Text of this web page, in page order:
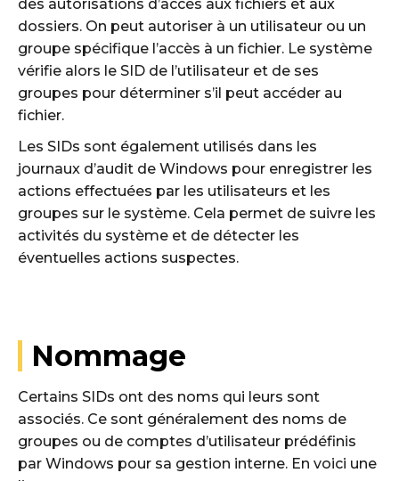
des autorisations d’accès aux fichiers et aux
dossiers. On peut autoriser à un utilisateur ou un
groupe spécifique l’accès à un fichier. Le système
vérifie alors le SID de l’utilisateur et de ses
groupes pour déterminer s’il peut accéder au
fichier.
Les SIDs sont également utilisés dans les
journaux d’audit de Windows pour enregistrer les
actions effectuées par les utilisateurs et les
groupes sur le système. Cela permet de suivre les
activités du système et de détecter les
éventuelles actions suspectes.
Nommage
Certains SIDs ont des noms qui leurs sont
associés. Ce sont généralement des noms de
groupes ou de comptes d’utilisateur prédéfinis
par Windows pour sa gestion interne. En voici une